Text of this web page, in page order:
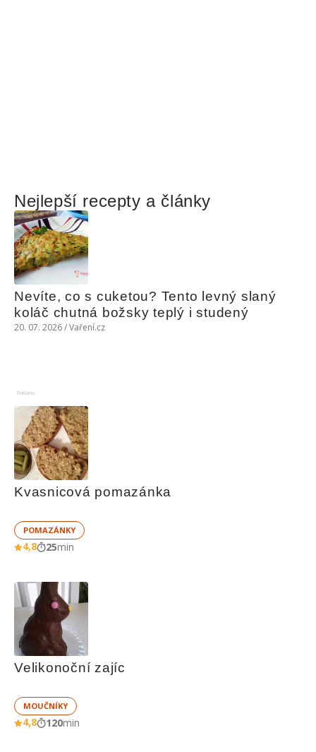
Nejlepší recepty a články
Nevíte, co s cuketou? Tento levný slaný
koláč chutná božsky teplý i studený
20. 07. 2026 / Vaření.cz
Reklama
Kvasnicová pomazánka
POMAZÁNKY
4,8 25min
Velikonoční zajíc
MOUČNÍKY
4,8 120min